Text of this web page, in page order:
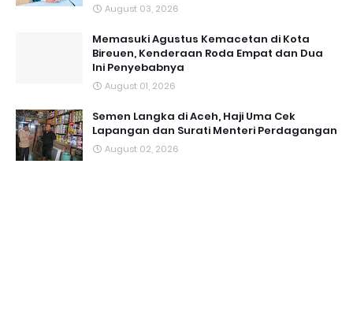
August 03, 2026
Memasuki Agustus Kemacetan di Kota
Bireuen, Kenderaan Roda Empat dan Dua
Ini Penyebabnya
August 01, 2026
Semen Langka di Aceh, Haji Uma Cek
Lapangan dan Surati Menteri Perdagangan
August 02, 2026